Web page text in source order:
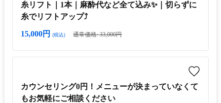
糸リフト｜1本｜麻酔代など全て込み✨｜切らずに
糸でリフトアップ⤴︎
15,000円 (税込) 通常価格: 33,000円
カウンセリング0円！メニューが決まっていなくて
もお気軽にご相談ください